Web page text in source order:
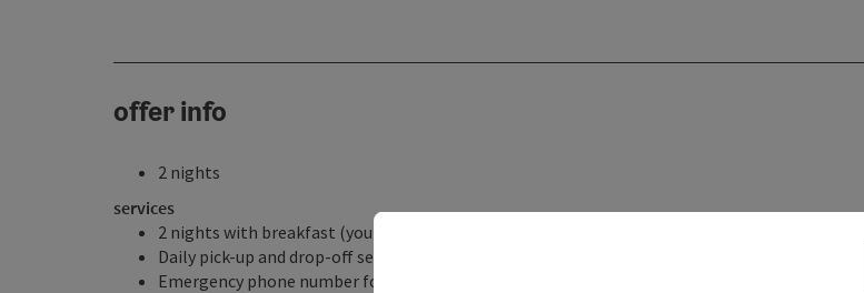
offer info
2 nights
services
2 nights with breakfast (you can prepare your own breakfast from a well-stocked refrigerator)
Daily pick-up and drop-off service; individual transfers are also available upon request
Emergency phone number for tired hikers